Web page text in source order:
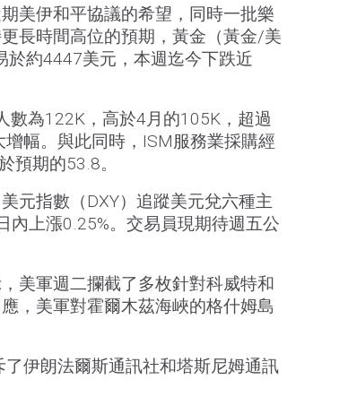
美伊和平協議的希望，同時一批樂
長時間高位的預期，黃金（黃金/美
約4447美元，本週迄今下跌近
數為122K，高於4月的105K，超過
幅。與此同時，ISM服務業採購經
預期的53.8。
元指數（DXY）追蹤美元兌六種主
上漲0.25%。交易員現期待週五公
美軍週二攔截了多枚針對科威特和
，美軍對霍爾木茲海峽的格什姆島
伊朗法爾斯通訊社和塔斯尼姆通訊